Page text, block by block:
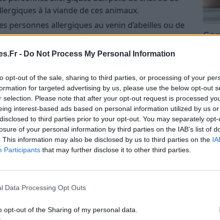
- Do Not Process My Personal Information
opt-out of the sale, sharing to third parties, or processing of your
for targeted advertising by us, please use the below opt-out
selection. Please note that after your opt-out request is processed
interest-based ads based on personal information utilized by us
to third parties prior to your opt-out. You may separately
of your personal information by third parties on the IAB’s list of
This information may also be disclosed by us to third parties on the
Participants that may further disclose it to other third parties.
Data Processing Opt Outs
opt-out of the Sharing of my personal data.
à la viande de ces animaux.
personnes allergiques au venin d’abeilles ou de
aux fruits à coque (noix, noisettes,
boissons) peuvent également être allergiques
sulfites.
allergies croisées ?
les mêmes que ceux des allergies classiques.
à laquelle la personne est allergique et de
croisées sont :
(yeux rouges, larmoyants et gonflés),
Tri
du